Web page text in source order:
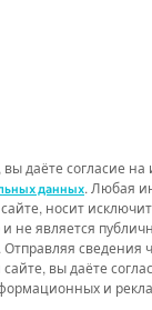
даёте согласие на
данных. Любая
носит
не является
сведения
вы даёте
и